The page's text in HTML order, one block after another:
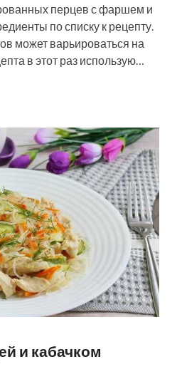
перцев с фаршем и
по списку к рецепту.
может варьироваться на
в этот раз использую…
и кабачком